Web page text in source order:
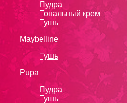
Пудра
Тональный крем
Тушь
Maybelline
Тушь
Pupa
Пудра
Тушь